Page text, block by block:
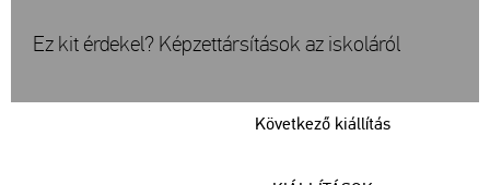
Következő kiállítás
Ez kit érdekel? Képzettársítások az iskoláról